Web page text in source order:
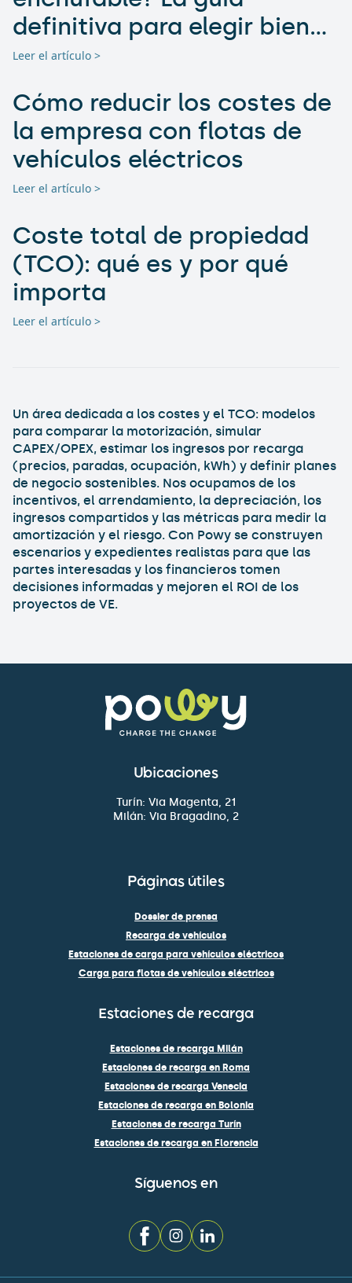
definitiva para elegir bien
en 2025
Leer el artículo >
Cómo reducir los costes de
la empresa con flotas de
vehículos eléctricos
Leer el artículo >
Coste total de propiedad
(TCO): qué es y por qué
importa
Leer el artículo >
Un área dedicada a los costes y el TCO: modelos
para comparar la motorización, simular
CAPEX/OPEX, estimar los ingresos por recarga
(precios, paradas, ocupación, kWh) y definir planes
de negocio sostenibles. Nos ocupamos de los
incentivos, el arrendamiento, la depreciación, los
ingresos compartidos y las métricas para medir la
amortización y el riesgo. Con Powy se construyen
escenarios y expedientes realistas para que las
partes interesadas y los financieros tomen
decisiones informadas y mejoren el ROI de los
proyectos de VE.
Ubicaciones
Turín: Via Magenta, 21
Milán: Via Bragadino, 2
Páginas útiles
Dossier de prensa
Recarga de vehículos
Estaciones de carga para vehículos eléctricos
Carga para flotas de vehículos eléctricos
Estaciones de recarga
Estaciones de recarga Milán
Estaciones de recarga en Roma
Estaciones de recarga Venecia
Estaciones de recarga en Bolonia
Estaciones de recarga Turín
Estaciones de recarga en Florencia
Síguenos en